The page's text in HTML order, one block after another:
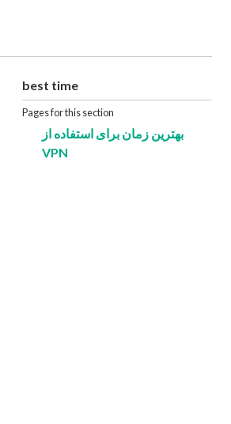
best time
Pages for this section
بهترین زمان برای استفاده از
VPN